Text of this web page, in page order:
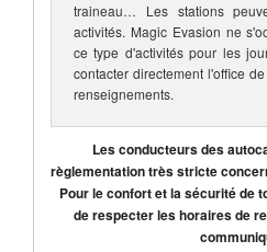
traineau… Les stations
activités. Magic Evasion ne
ce type d'activités pour les
contacter directement l'office
renseignements.
Les conducteurs des
règlementation très stricte
Pour le confort et la sécurité de
de respecter les horaires de